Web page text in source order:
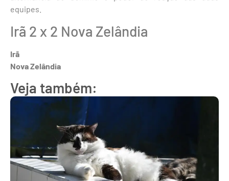
equipes.
Irã 2 x 2 Nova Zelândia
Irã
Nova Zelândia
Veja também: